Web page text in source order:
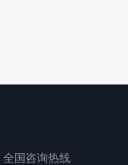
全国咨询热线